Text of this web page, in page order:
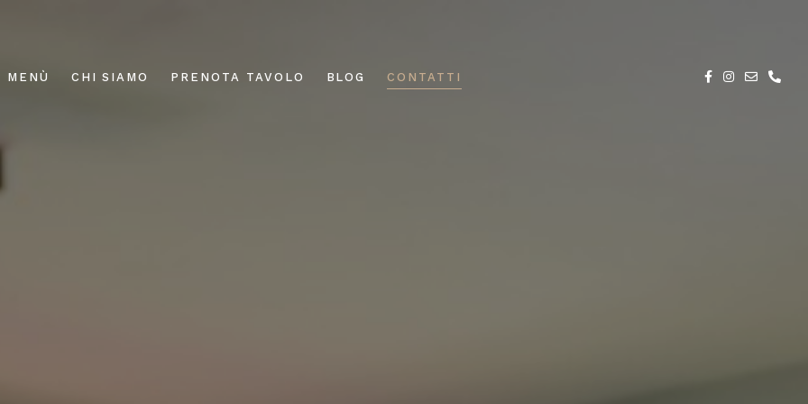
MENÙ CHI SIAMO PRENOTA TAVOLO BLOG CONTATTI